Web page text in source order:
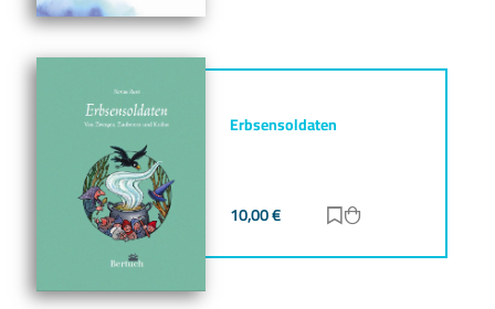
Erbsensoldaten
10,00€ Zur Merkliste